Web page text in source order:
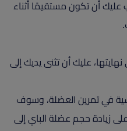
عليك أن تكون مستقيمًا أثناء
عليك أن تثنى يديك إلى
في تمرين العضلة، وسوف
زيادة حجم عضلة الباي إلى